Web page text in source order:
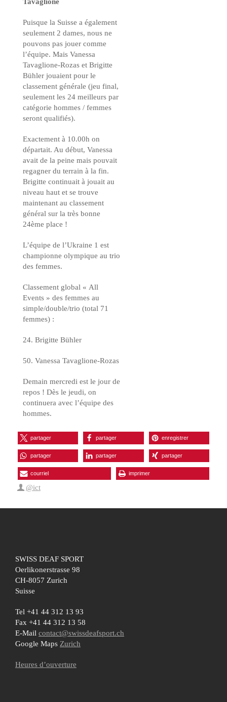
Tavaglione
Puisque la Suisse a également
seulement 2 dames, nous ne
pouvons pas jouer comme
l’équipe. Mais Vanessa
Tavaglione-Rozas et Brigitte
Bühler jouaient pour le
classement générale (jeu final,
seulement les 24 meilleurs par
catégorie hommes / femmes
seront qualifiés).
Exactement à 10.00h on
départait. Au début, Vanessa
avait de la peine mais pouvait
regagner du terrain à la fin.
Brigitte continuait à jouait au
niveau haut et se trouve
maintenant au classement
général sur la très bonne
24ème place !
L’équipe de l’Ukraine 1 est
championne olympique au trio
des femmes.
Classement global « All
Events » des femmes au
simple/double/trio (total 71
femmes) :
24. Brigitte Bühler
50. Vanessa Tavaglione-Rozas
Demain mercredi est le jour de
repos ! Dès le jeudi, on
continuera avec l’équipe des
hommes.
partager partager enregistrer
partager partager partager
courriel imprimer
@ict
SWISS DEAF SPORT
Oerlikonerstrasse 98
CH-8057 Zurich
Suisse
Tel +41 44 312 13 93
Fax +41 44 312 13 58
E-Mail contact@swissdeafsport.ch
Google Maps Zurich
Heures d’ouverture